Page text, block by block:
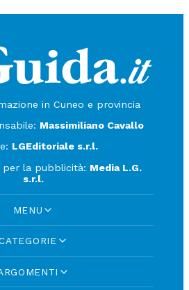
in Cuneo e provincia
Massimiliano Cavallo
LGEditoriale s.r.l.
per la pubblicità: Media L.G.
s.r.l.
MENU